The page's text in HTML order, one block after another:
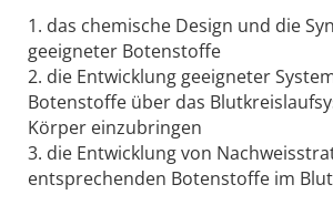
1. das chemische Design und die
geeigneter Botenstoffe
2. die Entwicklung geeigneter
Botenstoffe über das
Körper einzubringen
3. die Entwicklung von
entsprechenden Botenstoffe im